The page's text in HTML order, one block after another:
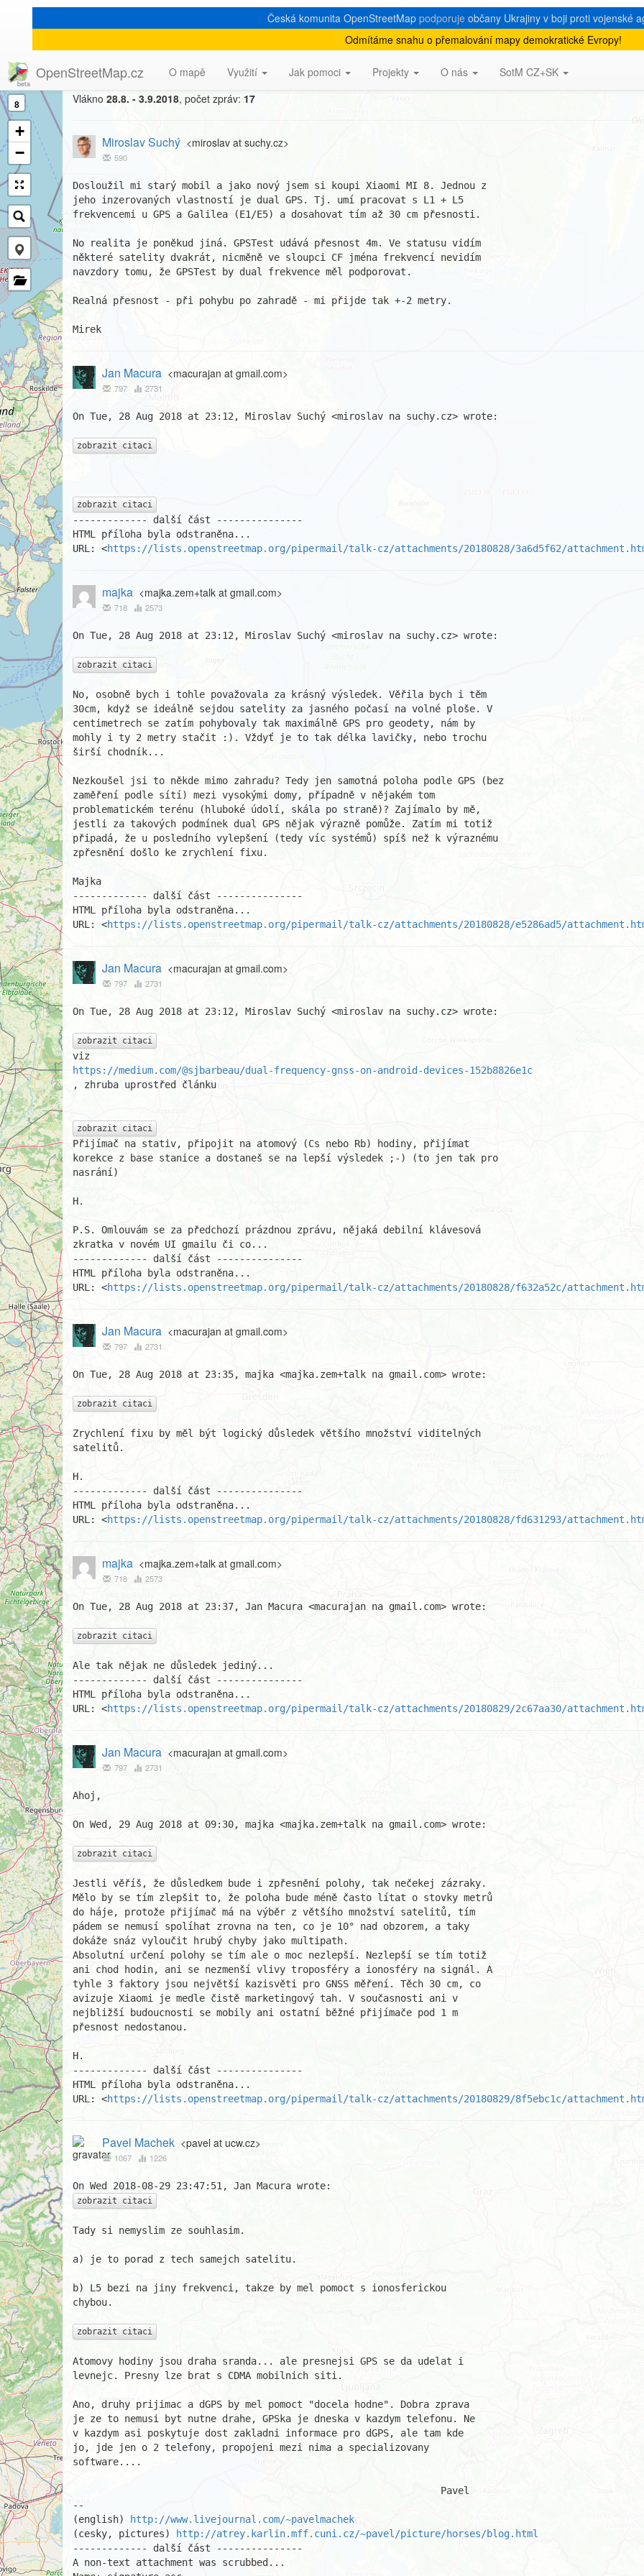
Česká komunita OpenStreetMap podporuje občany Ukrajiny v boji proti vojenské
Odmítáme snahu o přemalování mapy demokratické Evropy!
OpenStreetMap.cz O mapě Využití Jak pomoci Projekty O nás SotM CZ+SK
8
+
−
[Talk-cz] maperská minirecenze MI 8
Vlákno 28.8. - 3.9.2018, počet zpráv: 17
Miroslav Suchý <miroslav at suchy.cz>
590
Dosloužil mi starý mobil a jako nový jsem si koupi Xiaomi MI 8. Jednou z
jeho inzerovaných vlastností je dual GPS. Tj. umí pracovat s L1 + L5
frekvencemi u GPS a Galilea (E1/E5) a dosahovat tím až 30 cm přesnosti.
No realita je poněkud jiná. GPSTest udává přesnost 4m. Ve statusu vidím
některé satelity dvakrát, nicměně ve sloupci CF jména frekvencí nevidím
navzdory tomu, že GPSTest by dual frekvence měl podporovat.
Realná přesnost - při pohybu po zahradě - mi přijde tak +-2 metry.
Mirek
Jan Macura <macurajan at gmail.com>
797 2731
On Tue, 28 Aug 2018 at 23:12, Miroslav Suchý <miroslav na suchy.cz> wrote:
zobrazit citaci
zobrazit citaci
------------- další část ---------------
HTML příloha byla odstraněna...
URL: <https://lists.openstreetmap.org/pipermail/talk-cz/attachments/20180828/3a6d5f62/
majka <majka.zem+talk at gmail.com>
718 2573
On Tue, 28 Aug 2018 at 23:12, Miroslav Suchý <miroslav na suchy.cz> wrote:
zobrazit citaci
No, osobně bych i tohle považovala za krásný výsledek. Věřila bych i těm
30cm, když se ideálně sejdou satelity za jasného počasí na volné ploše. V
centimetrech se zatím pohybovaly tak maximálně GPS pro geodety, nám by
mohly i ty 2 metry stačit :). Vždyť je to tak délka lavičky, nebo trochu
širší chodník...
Nezkoušel jsi to někde mimo zahradu? Tedy jen samotná poloha podle GPS (bez
zaměření podle sítí) mezi vysokými domy, případně v nějakém tom
problematickém terénu (hluboké údolí, skála po straně)? Zajímalo by mě,
jestli za takových podmínek dual GPS nějak výrazně pomůže. Zatím mi totiž
připadá, že u posledního vylepšení (tedy víc systémů) spíš než k výraznému
zpřesnění došlo ke zrychlení fixu.
Majka
------------- další část ---------------
HTML příloha byla odstraněna...
URL: <https://lists.openstreetmap.org/pipermail/talk-cz/attachments/20180828/e5286ad5/
Jan Macura <macurajan at gmail.com>
797 2731
On Tue, 28 Aug 2018 at 23:12, Miroslav Suchý <miroslav na suchy.cz> wrote:
zobrazit citaci
https://medium.com/@sjbarbeau/dual-frequency-gnss-on-android-devices-152b8826e1c
, zhruba uprostřed článku
zobrazit citaci
Přijímač na stativ, připojit na atomový (Cs nebo Rb) hodiny, přijímat
korekce z base stanice a dostaneš se na lepší výsledek ;-) (to jen tak pro
nasrání)
H.
P.S. Omlouvám se za předchozí prázdnou zprávu, nějaká debilní klávesová
zkratka v novém UI gmailu či co...
------------- další část ---------------
HTML příloha byla odstraněna...
URL: <https://lists.openstreetmap.org/pipermail/talk-cz/attachments/20180828/f632a52c/
Jan Macura <macurajan at gmail.com>
797 2731
On Tue, 28 Aug 2018 at 23:35, majka <majka.zem+talk na gmail.com> wrote:
zobrazit citaci
Zrychlení fixu by měl být logický důsledek většího množství viditelných
satelitů.
H.
------------- další část ---------------
HTML příloha byla odstraněna...
URL: <https://lists.openstreetmap.org/pipermail/talk-cz/attachments/20180828/fd631293/
majka <majka.zem+talk at gmail.com>
718 2573
On Tue, 28 Aug 2018 at 23:37, Jan Macura <macurajan na gmail.com> wrote:
zobrazit citaci
Ale tak nějak ne důsledek jediný...
------------- další část ---------------
HTML příloha byla odstraněna...
URL: <https://lists.openstreetmap.org/pipermail/talk-cz/attachments/20180829/2c67aa30/
Jan Macura <macurajan at gmail.com>
797 2731
Ahoj,
On Wed, 29 Aug 2018 at 09:30, majka <majka.zem+talk na gmail.com> wrote:
zobrazit citaci
Jestli věříš, že důsledkem bude i zpřesnění polohy, tak nečekej zázraky.
Mělo by se tím zlepšit to, že poloha bude méně často lítat o stovky metrů
do háje, protože přijímač má na výběr z většího množství satelitů, tím
pádem se nemusí spolíhat zrovna na ten, co je 10° nad obzorem, a taky
dokáže snáz vyloučit hrubý chyby jako multipath.
Absolutní určení polohy se tím ale o moc nezlepší. Nezlepší se tím totiž
ani chod hodin, ani se nezmenší vlivy troposféry a ionosféry na signál. A
tyhle 3 faktory jsou největší kazisvěti pro GNSS měření. Těch 30 cm, co
avizuje Xiaomi je medle čistě marketingový tah. V současnosti ani v
nejbližší budoucnosti se mobily ani ostatní běžné přijímače pod 1 m
přesnost nedostanou.
H.
------------- další část ---------------
HTML příloha byla odstraněna...
URL: <https://lists.openstreetmap.org/pipermail/talk-cz/attachments/20180829/8f5ebc1c/
Pavel Machek <pavel at ucw.cz>
1067 1226
zobrazit citaci
Tady si nemyslim ze souhlasim.
a) je to porad z tech samejch satelitu.
b) L5 bezi na jiny frekvenci, takze by mel pomoct s ionosferickou
chybou.
zobrazit citaci
Atomovy hodiny jsou draha sranda... ale presnejsi GPS se da udelat i
levnejc. Presny lze brat s CDMA mobilnich siti.
Ano, druhy prijimac a dGPS by mel pomoct "docela hodne". Dobra zprava
je ze to nemusi byt nutne drahe, GPSka je dneska v kazdym telefonu. Ne
v kazdym asi poskytuje dost zakladni informace pro dGPS, ale tam kde
jo, jde jen o 2 telefony, propojeni mezi nima a specializovany
software....
--
(english)
http://www.livejournal.com/~pavelmachek
(cesky, pictures)
http://atrey.karlin.mff.cuni.cz/~pavel/picture/horses/blog.html
------------- další část ---------------
A non-text attachment was scrubbed...